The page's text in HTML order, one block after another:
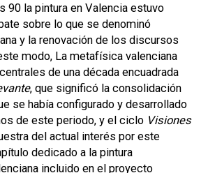
90 la pintura en Valencia estuvo
sobre lo que se denominó
y la renovación de los discursos
modo, La metafísica valenciana
de una década encuadrada
, que significó la consolidación
se había configurado y desarrollado
de este periodo, y el ciclo Visiones
del actual interés por este
dedicado a la pintura
incluido en el proyecto